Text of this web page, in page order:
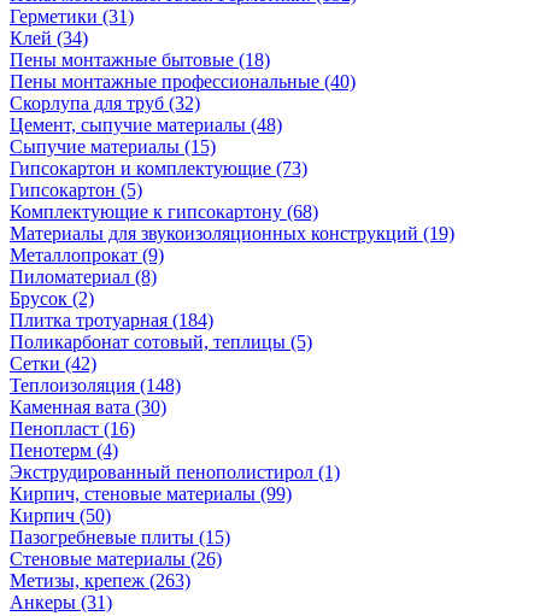
Герметики (31)
Клей (34)
Пены монтажные бытовые (18)
Пены монтажные профессиональные (40)
Скорлупа для труб (32)
Цемент, сыпучие материалы (48)
Сыпучие материалы (15)
Гипсокартон и комплектующие (73)
Гипсокартон (5)
Комплектующие к гипсокартону (68)
Материалы для звукоизоляционных конструкций (19)
Металлопрокат (9)
Пиломатериал (8)
Брусок (2)
Плитка тротуарная (184)
Поликарбонат сотовый, теплицы (5)
Сетки (42)
Теплоизоляция (148)
Каменная вата (30)
Пенопласт (16)
Пенотерм (4)
Экструдированный пенополистирол (1)
Кирпич, стеновые материалы (99)
Кирпич (50)
Пазогребневые плиты (15)
Стеновые материалы (26)
Метизы, крепеж (263)
Анкеры (31)